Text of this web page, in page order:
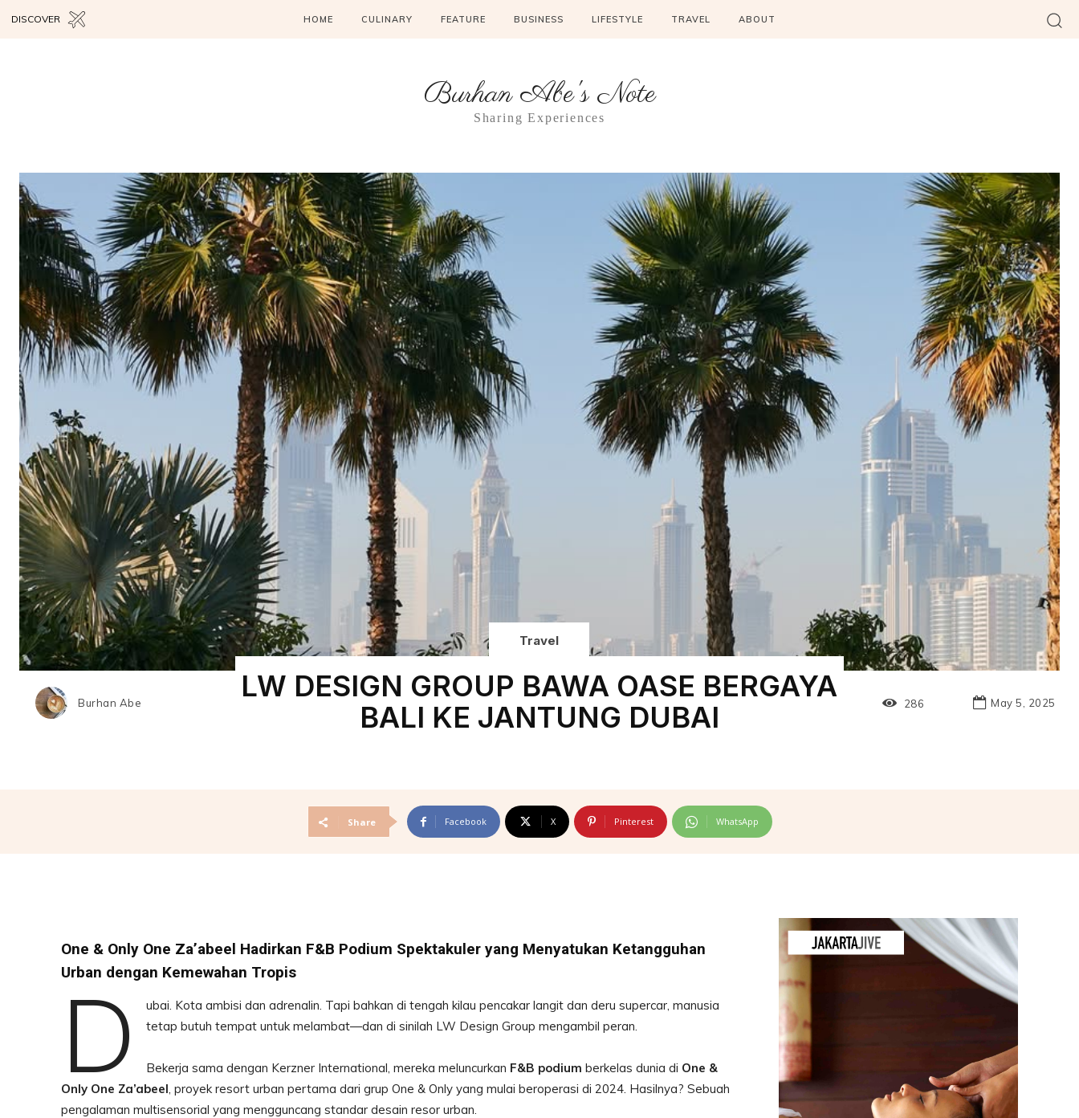
HOME CULINARY FEATURE BUSINESS LIFESTYLE TRAVEL ABOUT
DISCOVER
Burhan Abe's Note
Sharing Experiences
Burhan Abe
Travel
LW DESIGN GROUP BAWA OASE BERGAYA
BALI KE JANTUNG DUBAI
286 May 5, 2025
Share Facebook X Pinterest WhatsApp
One & Only One Za’abeel Hadirkan F&B Podium Spektakuler yang Menyatukan Ketangguhan
Urban dengan Kemewahan Tropis
D
ubai. Kota ambisi dan adrenalin. Tapi bahkan di tengah kilau pencakar langit dan deru supercar, manusia
tetap butuh tempat untuk melambat—dan di sinilah LW Design Group mengambil peran.
Bekerja sama dengan Kerzner International, mereka meluncurkan F&B podium berkelas dunia di One &
Only One Za’abeel, proyek resort urban pertama dari grup One & Only yang mulai beroperasi di 2024. Hasilnya? Sebuah
pengalaman multisensorial yang mengguncang standar desain resor urban.